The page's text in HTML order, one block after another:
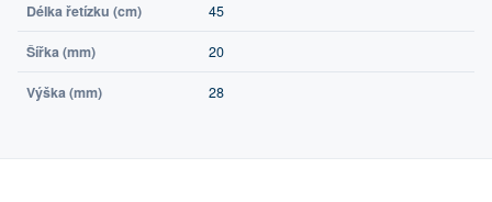
Délka řetízku (cm) 45
Šířka (mm) 20
Výška (mm) 28